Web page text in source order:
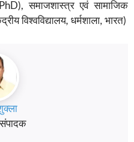
समाजशास्त्र एवं सामाजिक
विश्वविद्यालय, धर्मशाला, भारत)